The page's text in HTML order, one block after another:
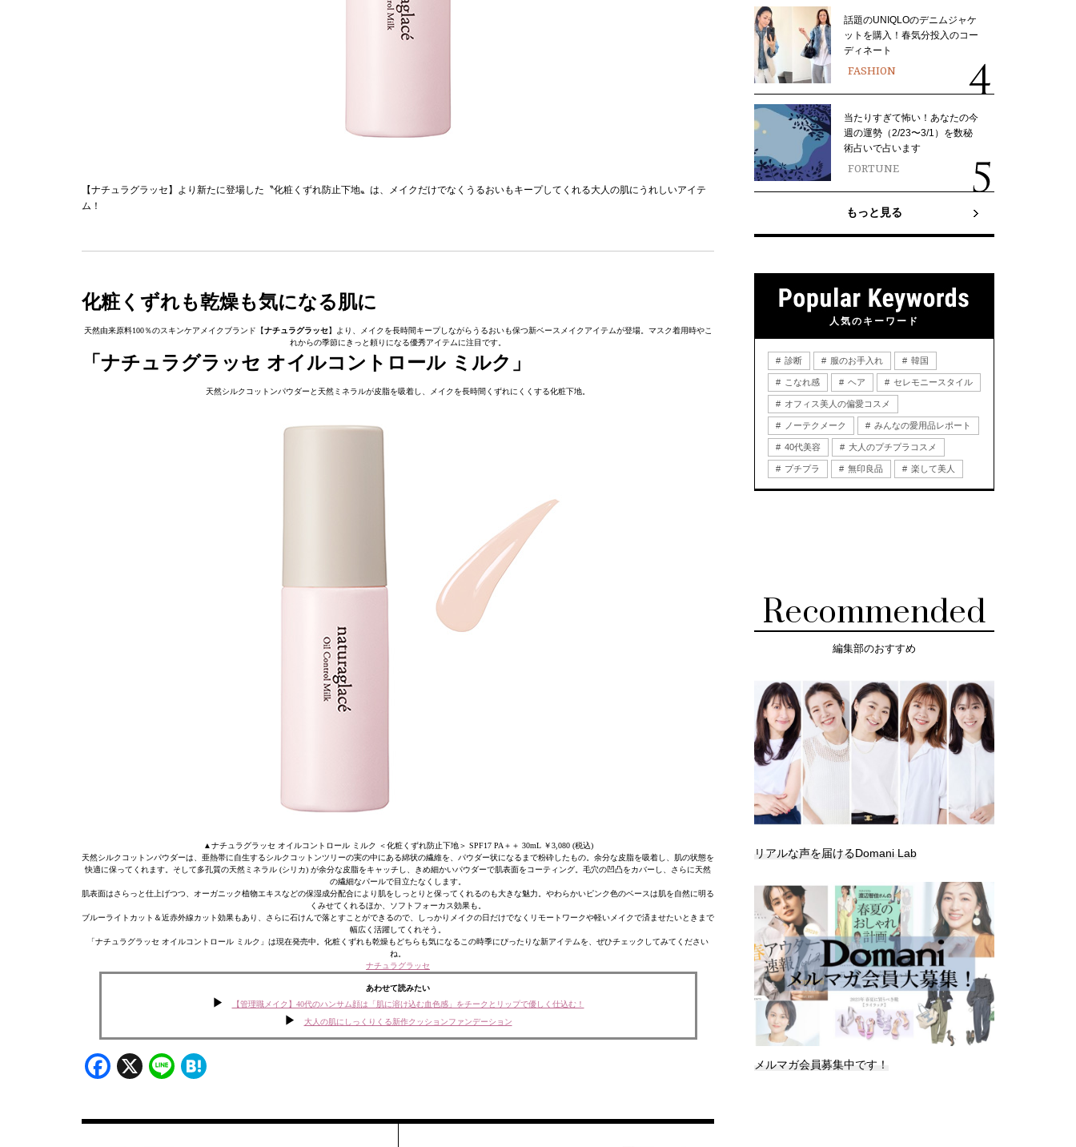
【ナチュラグラッセ】より新たに登場した〝化粧くずれ防止下地〟は、メイクだけでなくうるおいもキープしてくれる大人の肌にうれしいアイテ
ム！
化粧くずれも乾燥も気になる肌に
天然由来原料100％のスキンケアメイクブランド【ナチュラグラッセ】より、メイクを長時間キープしながらうるおいも保つ新ベースメイクアイテムが登場。マスク着用時やこ
れからの季節にきっと頼りになる優秀アイテムに注目です。
「ナチュラグラッセ オイルコントロール ミルク」
天然シルクコットンパウダーと天然ミネラルが皮脂を吸着し、メイクを長時間くずれにくくする化粧下地。
▲ナチュラグラッセ オイルコントロール ミルク ＜化粧くずれ防止下地＞ SPF17 PA＋＋ 30mL ￥3,080 (税込)
天然シルクコットンパウダーは、亜熱帯に自生するシルクコットンツリーの実の中にある綿状の繊維を、パウダー状になるまで粉砕したもの。余分な皮脂を吸着し、肌の状態を
快適に保ってくれます。そして多孔質の天然ミネラル (シリカ) が余分な皮脂をキャッチし、きめ細かいパウダーで肌表面をコーティング。毛穴の凹凸をカバーし、さらに天然
の繊細なパールで目立たなくします。
肌表面はさらっと仕上げつつ、オーガニック植物エキスなどの保湿成分配合により肌をしっとりと保ってくれるのも大きな魅力。やわらかいピンク色のベースは肌を自然に明る
くみせてくれるほか、ソフトフォーカス効果も。
ブルーライトカット＆近赤外線カット効果もあり、さらに石けんで落とすことができるので、しっかりメイクの日だけでなくリモートワークや軽いメイクで済ませたいときまで
幅広く活躍してくれそう。
「ナチュラグラッセ オイルコントロール ミルク」は現在発売中。化粧くずれも乾燥もどちらも気になるこの時季にぴったりな新アイテムを、ぜひチェックしてみてください
ね。
ナチュラグラッセ
あわせて読みたい
【管理職メイク】40代のハンサム顔は「肌に溶け込む血色感」をチークとリップで優しく仕込む！
大人の肌にしっくりくる新作クッションファンデーション
Facebook
X Line
話題のUNIQLOのデニムジャケ
ットを購入！春気分投入のコー
ディネート
FASHION
当たりすぎて怖い！あなたの今
週の運勢（2/23〜3/1）を数秘
術占いで占います
FORTUNE
もっと見る
人気のキーワード
診断 服のお手入れ 韓国
こなれ感 ヘア セレモニースタイル
オフィス美人の偏愛コスメ
ノーテクメーク みんなの愛用品レポート
40代美容 大人のプチプラコスメ
プチプラ 無印良品 楽して美人
Recommended
編集部のおすすめ
リアルな声を届けるDomani Lab
メルマガ会員募集中です！